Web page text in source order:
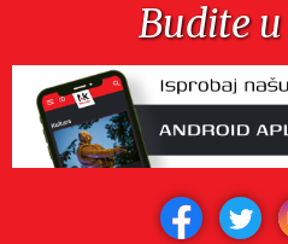
Budite